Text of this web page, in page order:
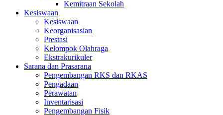
Kemitraan Sekolah
Kesiswaan
Kesiswaan
Keorganisasian
Prestasi
Kelompok Olahraga
Ekstrakurikuler
Sarana dan Prasarana
Pengembangan RKS dan RKAS
Pengadaan
Perawatan
Inventarisasi
Pengembangan Fisik